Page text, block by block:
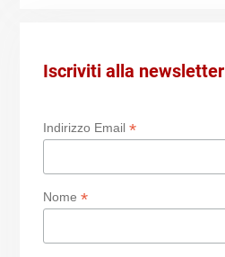
Iscriviti alla newsletter
Indirizzo Email *
Nome *